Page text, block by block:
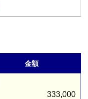
金額
333,000